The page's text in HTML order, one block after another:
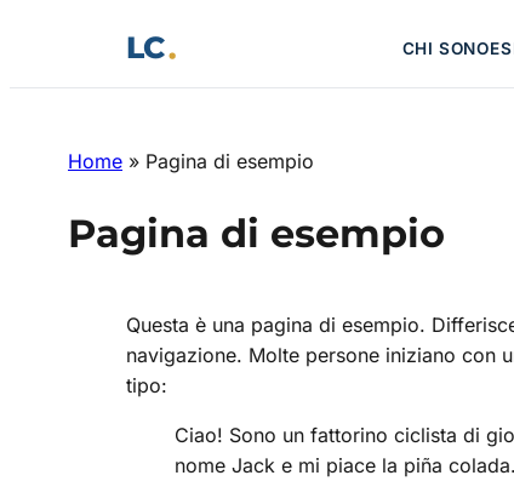
contenuto
LC CHI SONO
Home » Pagina di esempio
Pagina di esempio
Questa è una pagina di esempio.
navigazione. Molte persone iniziano con
tipo:
Ciao! Sono un fattorino ciclista di
nome Jack e mi piace la piña